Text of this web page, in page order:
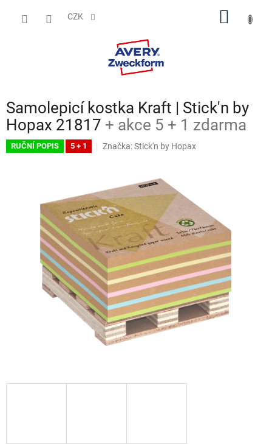
CZK
Samolepicí kostka Kraft | Stick'n by
Hopax 21817 + akce 5 + 1 zdarma
RUČNÍ POPIS 5 + 1 Značka:Stick'n by Hopax